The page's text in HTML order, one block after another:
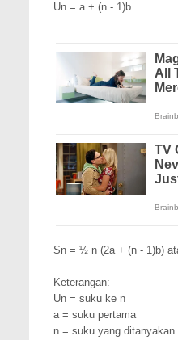
Un = a + (n - 1)b
Sn = ½ n (2a + (n - 1)b)
Keterangan:
Un = suku ke n
a = suku pertama
n = suku yang ditanyakan